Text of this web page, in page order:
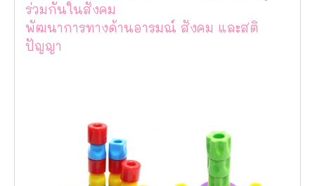
ร่วมกันในสังคม
พัฒนาการทางด้านอารมณ์ สังคม และสติ
ปัญญา